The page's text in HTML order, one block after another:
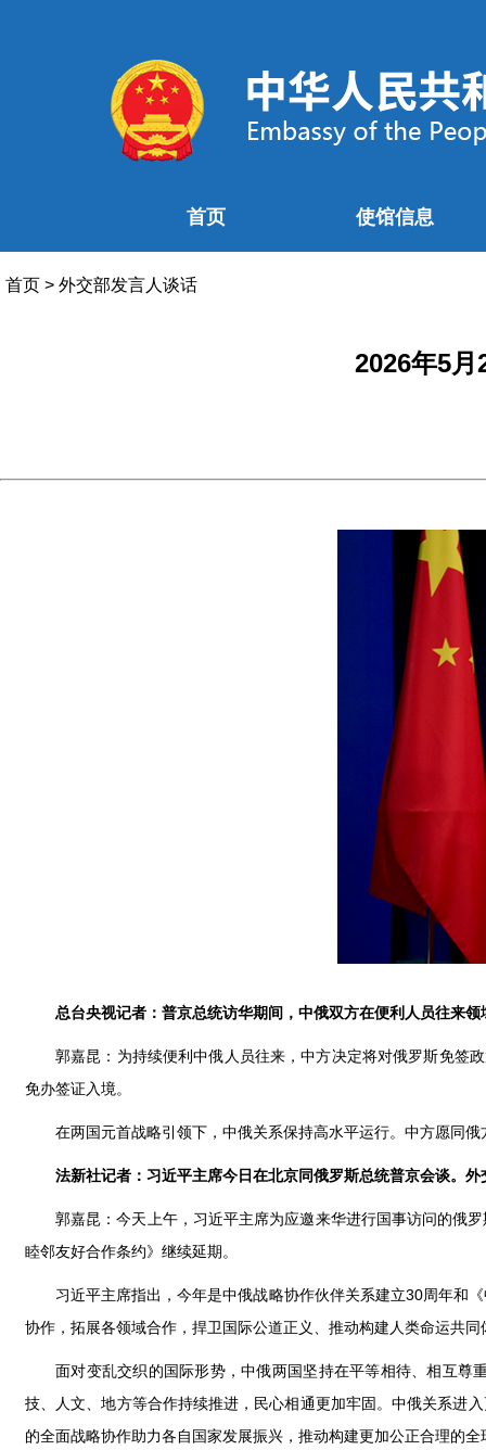
首页 使馆信息
首页 > 外交部发言人谈话
2026年5
总台央视记者：普京总统访华期间，中俄双方在便利人员往来
郭嘉昆：为持续便利中俄人员往来，中方决定将对俄罗斯免签
免办签证入境。
在两国元首战略引领下，中俄关系保持高水平运行。中方愿同
法新社记者：习近平主席今日在北京同俄罗斯总统普京会谈。
郭嘉昆：今天上午，习近平主席为应邀来华进行国事访问的俄
睦邻友好合作条约》继续延期。
习近平主席指出，今年是中俄战略协作伙伴关系建立30周年和
协作，拓展各领域合作，捍卫国际公道正义、推动构建人类命运共同
面对变乱交织的国际形势，中俄两国坚持在平等相待、相互
技、人文、地方等合作持续推进，民心相通更加牢固。中俄关系进
的全面战略协作助力各自国家发展振兴，推动构建更加公正合理的全